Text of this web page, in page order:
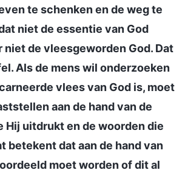
te schenken en de weg te
niet de essentie van God
niet de vleesgeworden God. Dat
Als de mens wil onderzoeken
vlees van God is, moet
aan de hand van de
Hij uitdrukt en de woorden die
betekent dat aan de hand van
moet worden of dit al